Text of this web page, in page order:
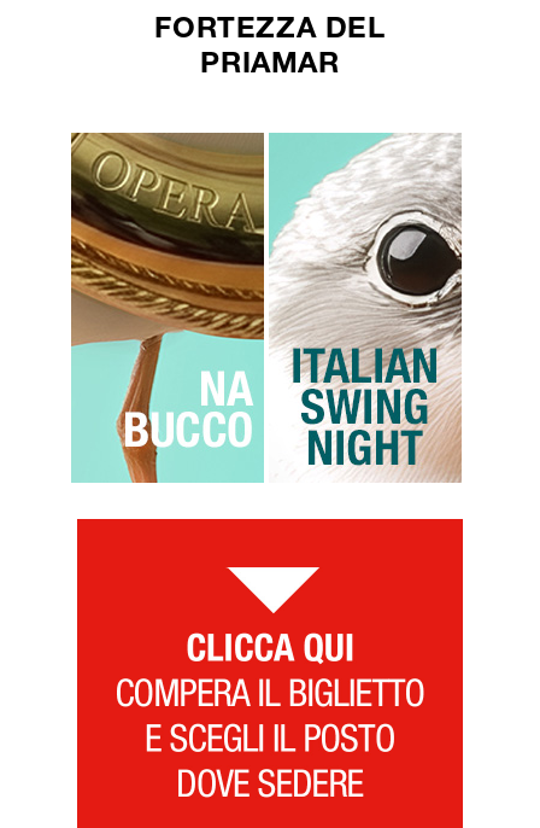
FORTEZZA DEL
PRIAMAR